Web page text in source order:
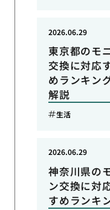
東京都のモ
交換に対応
めランキン
解説
2026.06.29
生活
神奈川県の
ン交換に対
すめランキ
2026.06.29